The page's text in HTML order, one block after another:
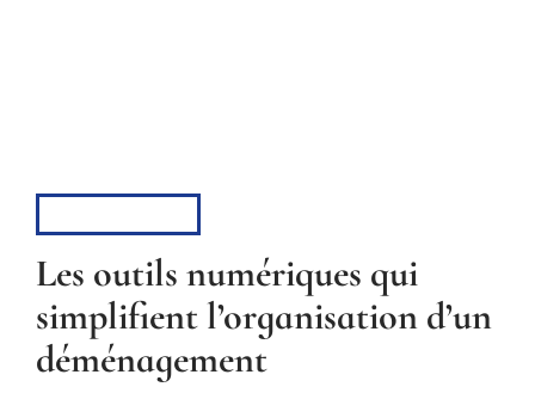
Les outils numériques qui
simplifient l’organisation d’un
déménagement